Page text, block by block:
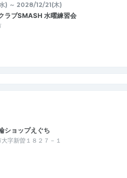
) ～ 2028/12/21(木)
ラブSMASH 水曜練習会
ショップえぐち
字新曽１８２７－１